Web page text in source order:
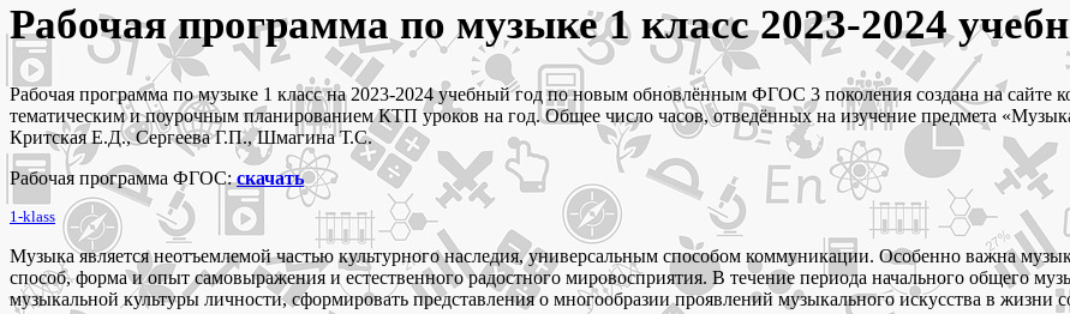
Рабочая программа по музыке 1 класс 2023-2024
Рабочая программа по музыке 1 класс на 2023-2024 учебный год по новым обновлённым ФГОС 3 поколения создана на сайте
тематическим и поурочным планированием КТП уроков на год. Общее число часов, отведённых на изучение предмета
Критская Е.Д., Сергеева Г.П., Шмагина Т.С.
Рабочая программа ФГОС:скачать
1-klass
Музыка является неотъемлемой частью культурного наследия, универсальным способом коммуникации. Особенно важна
способ, форма и опыт самовыражения и естественного радостного мировосприятия. В течение периода начального общего
музыкальной культуры личности, сформировать представления о многообразии проявлений музыкального искусства в жизни